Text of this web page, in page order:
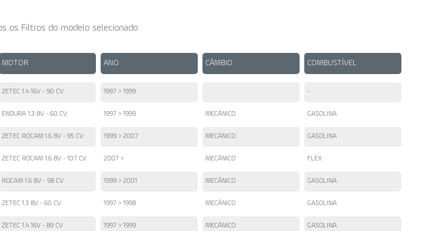
os Filtros do modelo selecionado
MOTOR ANO CÂMBIO COMBUSTÍVEL
ZETEC 1.4 16V - 90 CV 1997 > 1999 -
ENDURA 1.3 8V - 60 CV 1997 > 1999 MECÂNICO GASOLINA
ZETEC ROCAM 1.6 8V - 95 CV 1999 > 2007 MECÂNICO GASOLINA
ZETEC ROCAM 1.6 8V - 107 CV 2007 > MECÂNICO FLEX
ROCAM 1.6 8V - 98 CV 1999 > 2001 MECÂNICO GASOLINA
ZETEC 1.3 8V - 60 CV 1997 > 1998 MECÂNICO GASOLINA
ZETEC 1.4 16V - 89 CV 1997 > 1999 MECÂNICO GASOLINA